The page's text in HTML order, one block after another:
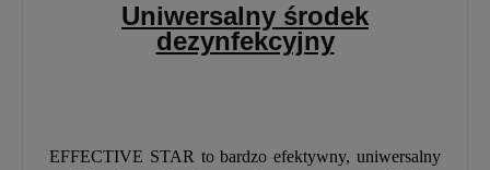
Uniwersalny środek
dezynfekcyjny
EFFECTIVE STAR to bardzo efektywny, uniwersalny